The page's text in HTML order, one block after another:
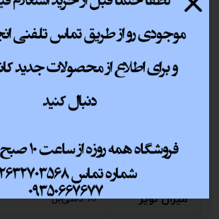
قابلیت
ACTIVE
PFC
دارد
کانکتور 15
کانکتور 4
6 عدد
میزان نویز 18 دسی‌بل